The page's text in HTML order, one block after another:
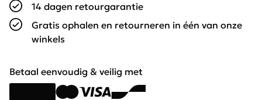
14 dagen retourgarantie
Gratis ophalen en retourneren in één van onze
winkels
Betaal eenvoudig & veilig met